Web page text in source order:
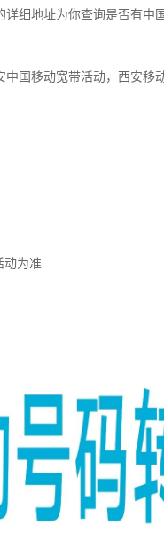
细地址为你查询是否有
国移动宽带活动，西安
动为准